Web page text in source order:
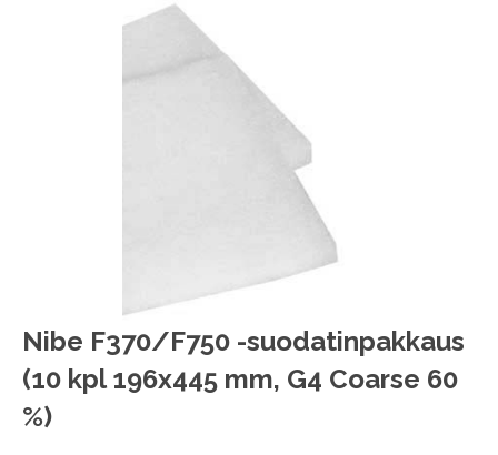
Nibe F370/F750 -suodatinpakkaus
(10 kpl 196x445 mm, G4 Coarse 60
%)
Skip
to
the
beginning
of